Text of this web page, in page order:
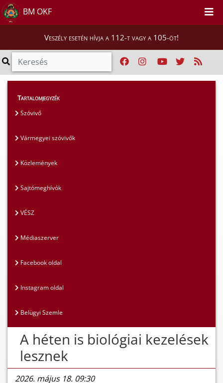
BM OKF
Veszély esetén hívja a 112-t vagy a 105-öt!
Magunkról
Tartalomjegyzék
Szóvivő
Vármegyei szóvivők
Közlemények
Sajtómeghívók
VÉSZ
Médiaszerver
Facebook oldal
Instagram oldal
Belügyi Szemle
A héten is biológiai kezelések
lesznek
2026. május 18. 09:30